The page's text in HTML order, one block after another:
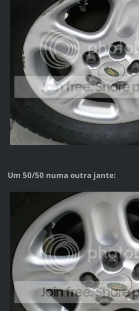
Um 50/50 numa outra jante: